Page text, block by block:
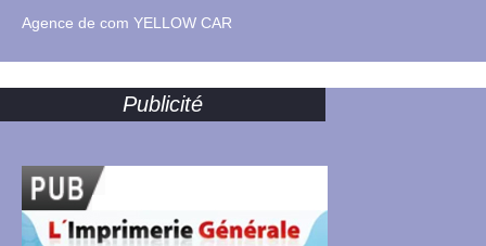
Agence de com YELLOW CAR
Publicité